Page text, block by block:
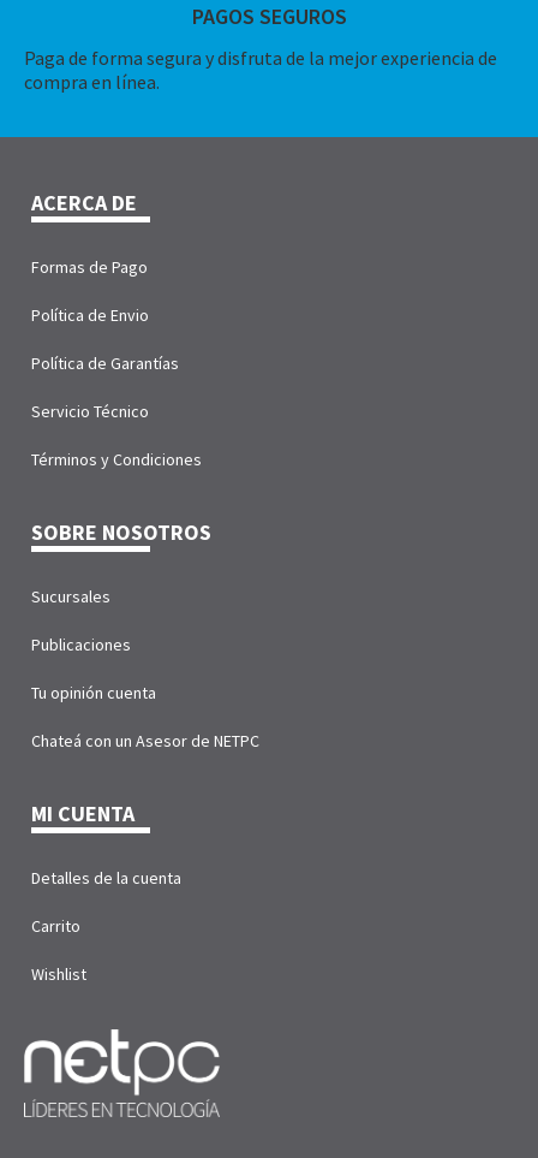
PAGOS SEGUROS
Paga de forma segura y disfruta de la mejor experiencia de
compra en línea.
ACERCA DE
Formas de Pago
Política de Envio
Política de Garantías
Servicio Técnico
Términos y Condiciones
SOBRE NOSOTROS
Sucursales
Publicaciones
Tu opinión cuenta
Chateá con un Asesor de NETPC
MI CUENTA
Detalles de la cuenta
Carrito
Wishlist